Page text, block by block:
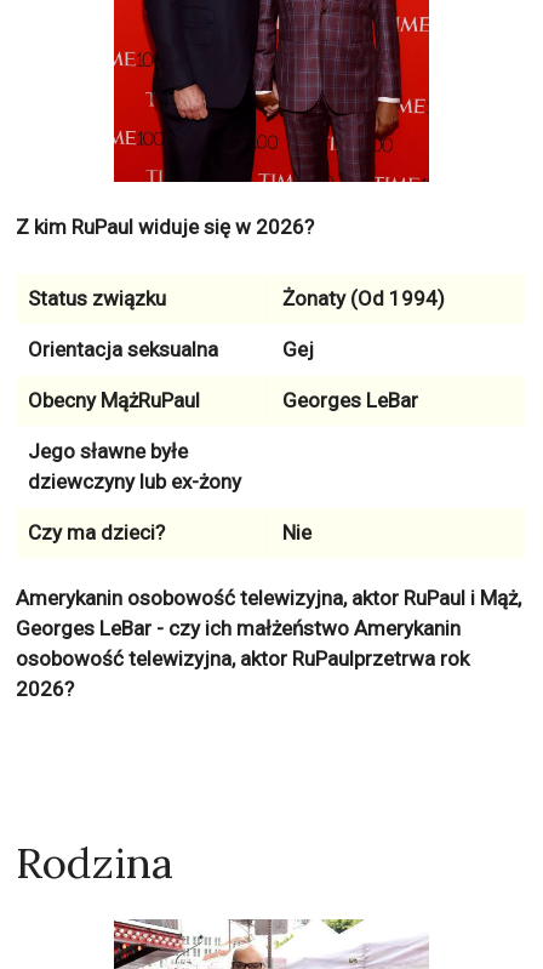
Z kim RuPaul widuje się w 2026?
Status związku Żonaty (Od 1994)
Orientacja seksualna Gej
Obecny MążRuPaul Georges LeBar
Jego sławne byłe
dziewczyny lub ex-żony
Czy ma dzieci? Nie
Amerykanin osobowość telewizyjna, aktor RuPaul i Mąż,
Georges LeBar - czy ich małżeństwo Amerykanin
osobowość telewizyjna, aktor RuPaulprzetrwa rok
2026?
Rodzina